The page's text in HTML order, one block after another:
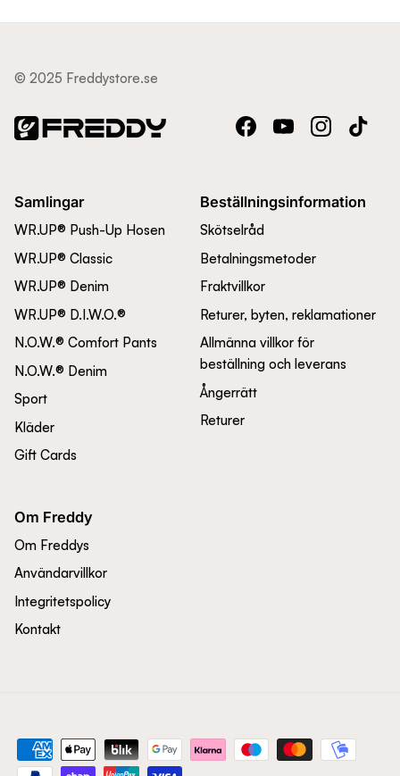
© 2025 Freddystore.se
FacebookYouTubeInstagramTikTok
Samlingar
WR.UP® Push-Up Hosen
WR.UP® Classic
WR.UP® Denim
WR.UP® D.I.W.O.®
N.O.W.® Comfort Pants
N.O.W.® Denim
Sport
Kläder
Gift Cards
Beställningsinformation
Skötselråd
Betalningsmetoder
Fraktvillkor
Returer, byten, reklamationer
Allmänna villkor för
beställning och leverans
Ångerrätt
Returer
Om Freddy
Om Freddys
Användarvillkor
Integritetspolicy
Kontakt